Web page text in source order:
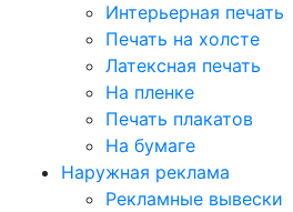
Интерьерная печать
Печать на холсте
Латексная печать
На пленке
Печать плакатов
На бумаге
Наружная реклама
Рекламные вывески